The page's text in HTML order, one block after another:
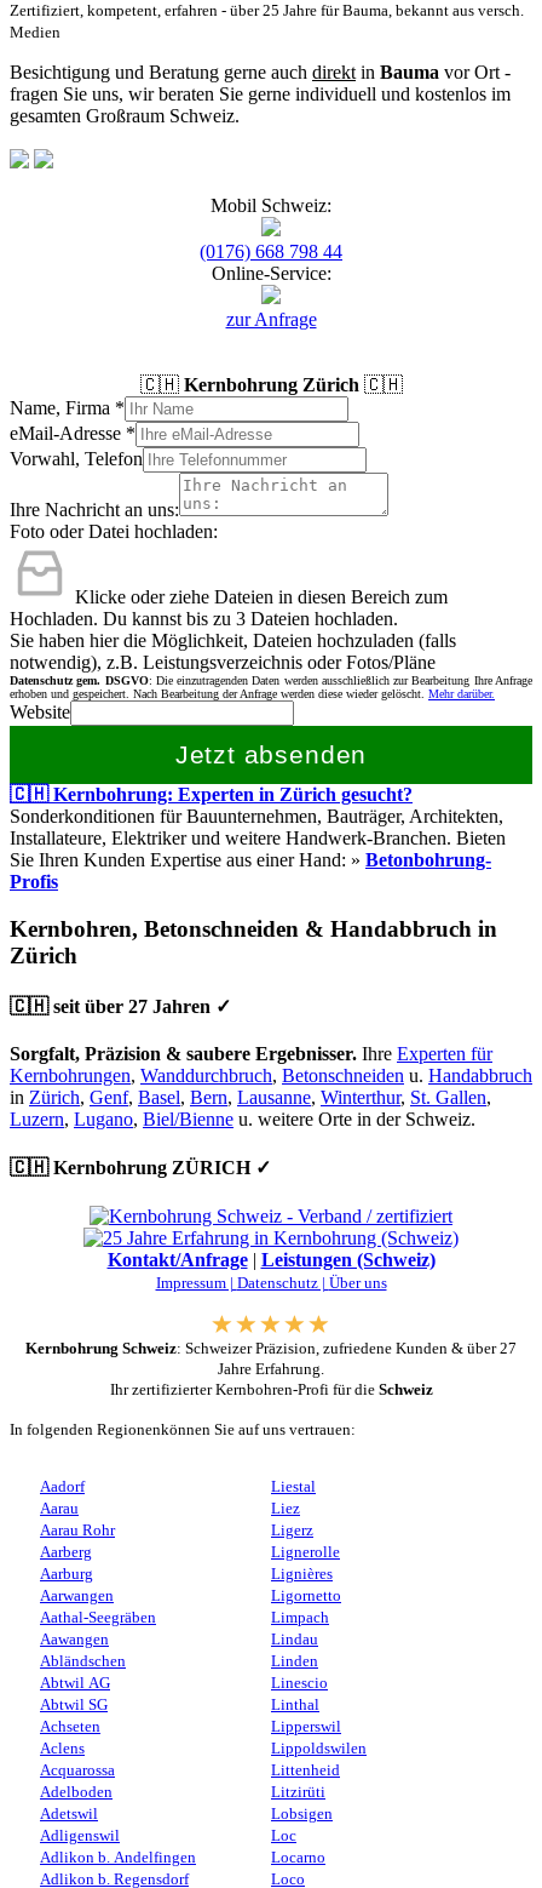
Zertifiziert, kompetent, erfahren - über 25 Jahre für Bauma, bekannt aus versch.
Medien
Besichtigung und Beratung gerne auch direkt in Bauma vor Ort -
fragen Sie uns, wir beraten Sie gerne individuell und kostenlos im
gesamten Großraum Schweiz.
Mobil Schweiz:
(0176) 668 798 44
Online-Service:
zur Anfrage
🇨🇭 Kernbohrung Zürich 🇨🇭
Name, Firma *
eMail-Adresse *
Vorwahl, Telefon
Ihre Nachricht an uns:
Foto oder Datei hochladen:
Klicke oder ziehe Dateien in diesen Bereich zum
Hochladen. Du kannst bis zu 3 Dateien hochladen.
Sie haben hier die Möglichkeit, Dateien hochzuladen (falls
notwendig), z.B. Leistungsverzeichnis oder Fotos/Pläne
Datenschutz gem. DSGVO: Die einzutragenden Daten werden ausschließlich zur Bearbeitung Ihre Anfrage
erhoben und gespeichert. Nach Bearbeitung der Anfrage werden diese wieder gelöscht. Mehr darüber.
Website
Jetzt absenden
🇨🇭 Kernbohrung: Experten in Zürich gesucht?
Sonderkonditionen für Bauunternehmen, Bauträger, Architekten,
Installateure, Elektriker und weitere Handwerk-Branchen. Bieten
Sie Ihren Kunden Expertise aus einer Hand: » Betonbohrung-
Profis
Kernbohren, Betonschneiden & Handabbruch in
Zürich
🇨🇭 seit über 27 Jahren ✓
Sorgfalt, Präzision & saubere Ergebnisser. Ihre Experten für
Kernbohrungen, Wanddurchbruch, Betonschneiden u. Handabbruch
in Zürich, Genf, Basel, Bern, Lausanne, Winterthur, St. Gallen,
Luzern, Lugano, Biel/Bienne u. weitere Orte in der Schweiz.
🇨🇭 Kernbohrung ZÜRICH ✓
Kontakt/Anfrage| Leistungen (Schweiz)
Impressum | Datenschutz | Über uns
Kernbohrung Schweiz: Schweizer Präzision, zufriedene Kunden & über 27
Jahre Erfahrung.
Ihr zertifizierter Kernbohren-Profi für die Schweiz
In folgenden Regionenkönnen Sie auf uns vertrauen:
Aadorf
Aarau
Aarau Rohr
Aarberg
Aarburg
Aarwangen
Aathal-Seegräben
Aawangen
Abländschen
Abtwil AG
Abtwil SG
Achseten
Aclens
Acquarossa
Adelboden
Adetswil
Adligenswil
Adlikon b. Andelfingen
Adlikon b. Regensdorf
Liestal
Liez
Ligerz
Lignerolle
Lignières
Ligornetto
Limpach
Lindau
Linden
Linescio
Linthal
Lipperswil
Lippoldswilen
Littenheid
Litzirüti
Lobsigen
Loc
Locarno
Loco